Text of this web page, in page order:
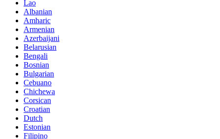
Lao
Albanian
Amharic
Armenian
Azerbaijani
Belarusian
Bengali
Bosnian
Bulgarian
Cebuano
Chichewa
Corsican
Croatian
Dutch
Estonian
Filipino